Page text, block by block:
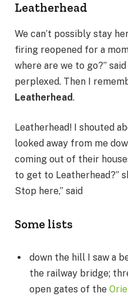
Leatherhead
We can’t possibly stay
firing reopened for a
where are we to go?”
perplexed. Then I
Leatherhead.
Leatherhead! I shouted
looked away from me
coming out of their
to get to Leatherhead?”
Stop here,” said
Some lists
down the hill I saw a
the railway bridge;
open gates of the